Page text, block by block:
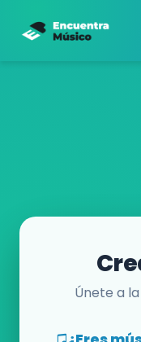
Únete a